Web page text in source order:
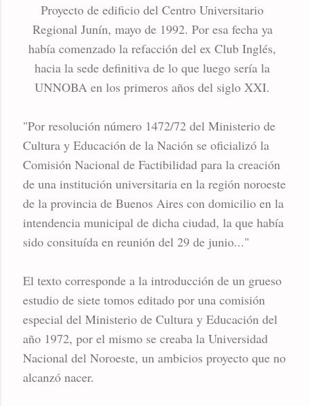
Proyecto de edificio del Centro Universitario
Regional Junín, mayo de 1992. Por esa fecha ya
había comenzado la refacción del ex Club Inglés,
hacia la sede definitiva de lo que luego sería la
UNNOBA en los primeros años del siglo XXI.
"Por resolución número 1472/72 del Ministerio de
Cultura y Educación de la Nación se oficializó la
Comisión Nacional de Factibilidad para la creación
de una institución universitaria en la región noroeste
de la provincia de Buenos Aires con domicilio en la
intendencia municipal de dicha ciudad, la que había
sido consituída en reunión del 29 de junio..."
El texto corresponde a la introducción de un grueso
estudio de siete tomos editado por una comisión
especial del Ministerio de Cultura y Educación del
año 1972, por el mismo se creaba la Universidad
Nacional del Noroeste, un ambicios proyecto que no
alcanzó nacer.